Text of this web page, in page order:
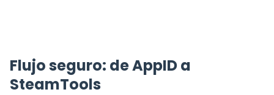
Flujo seguro: de AppID a
SteamTools